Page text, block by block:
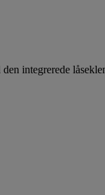
integrerede